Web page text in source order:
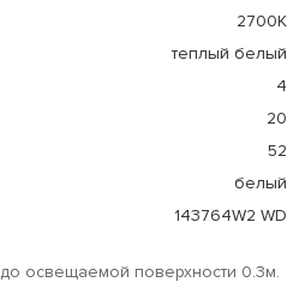
2700K
теплый белый
4
20
52
белый
143764W2 WD
освещаемой поверхности 0.3м.